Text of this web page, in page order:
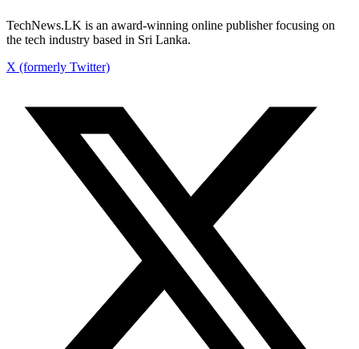
TechNews.LK is an award-winning online publisher focusing on
the tech industry based in Sri Lanka.
X (formerly Twitter)